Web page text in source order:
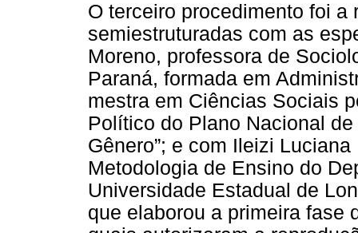
O terceiro procedimento foi
semiestruturadas com as
Moreno, professora de
Paraná, formada em
mestra em Ciências Sociais
Político do Plano Nacional
Gênero”; e com Ileizi
Metodologia de Ensino do
Universidade Estadual de
que elaborou a primeira fase